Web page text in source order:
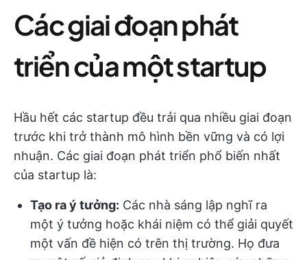
Các giai đoạn phát
triển của một startup
Hầu hết các startup đều trải qua nhiều giai đoạn
trước khi trở thành mô hình bền vững và có lợi
nhuận. Các giai đoạn phát triển phổ biến nhất
của startup là:
Tạo ra ý tưởng: Các nhà sáng lập nghĩ ra
một ý tưởng hoặc khái niệm có thể giải quyết
một vấn đề hiện có trên thị trường. Họ đưa